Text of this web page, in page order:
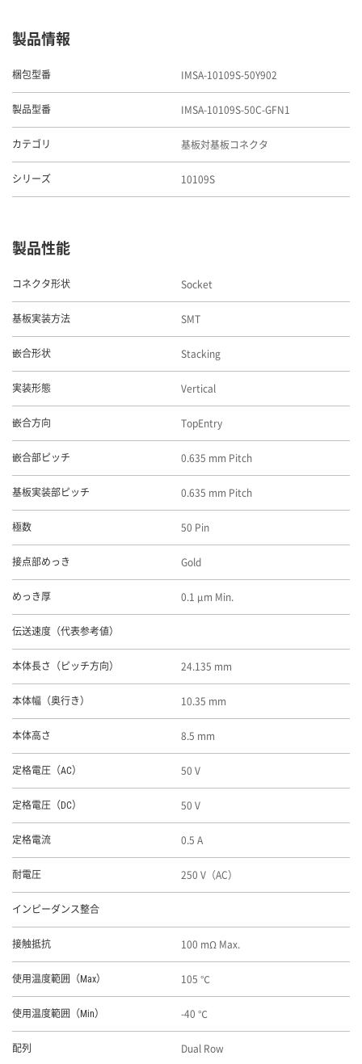
製品情報
梱包型番 IMSA-10109S-50Y902
製品型番 IMSA-10109S-50C-GFN1
カテゴリ 基板対基板コネクタ
シリーズ 10109S
製品性能
コネクタ形状 Socket
基板実装方法 SMT
嵌合形状 Stacking
実装形態 Vertical
嵌合方向 TopEntry
嵌合部ピッチ 0.635 mm Pitch
基板実装部ピッチ 0.635 mm Pitch
極数 50 Pin
接点部めっき Gold
めっき厚 0.1 μm Min.
伝送速度（代表参考値）
本体長さ（ピッチ方向） 24.135 mm
本体幅（奥行き） 10.35 mm
本体高さ 8.5 mm
定格電圧（AC） 50 V
定格電圧（DC） 50 V
定格電流 0.5 A
耐電圧 250 V（AC）
インピーダンス整合
接触抵抗 100 mΩ Max.
使用温度範囲（Max） 105 ℃
使用温度範囲（Min） -40 ℃
配列 Dual Row